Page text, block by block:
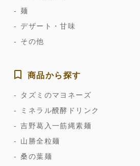
麺
デザート・甘味
その他
商品から探す
タズミのマヨネーズ
ミネラル醗酵ドリンク
吉野葛入一筋縄素麺
山勝全粒麺
桑の葉麺